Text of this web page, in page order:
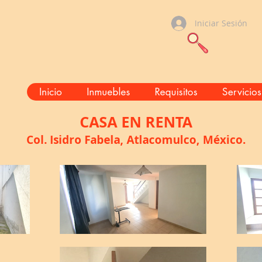
Iniciar Sesión
Inicio Inmuebles Requisitos Servicios
CASA EN RENTA
Col. Isidro Fabela, Atlacomulco, México.